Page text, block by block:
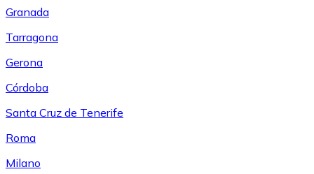
Granada
Tarragona
Gerona
Córdoba
Santa Cruz de Tenerife
Roma
Milano